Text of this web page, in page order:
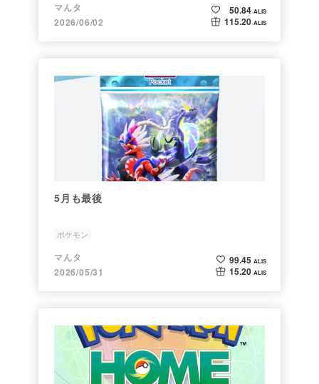
マんタ
2026/06/02
50.84 ALIS
115.20 ALIS
5月も最後
ポケモン
マんタ
2026/05/31
99.45 ALIS
15.20 ALIS